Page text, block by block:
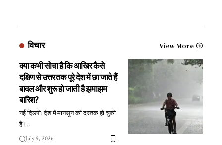
विचार View More
क्या कभी सोचा है कि आखिर कैसे
दक्षिण से उत्तर तक पूरे देश में छा जाते हैं
बादल और शुरू हो जाती है झमाझम
बारिश?
नई दिल्ली: देश में मानसून की दस्तक हो चुकी
है।…
July 9, 2026